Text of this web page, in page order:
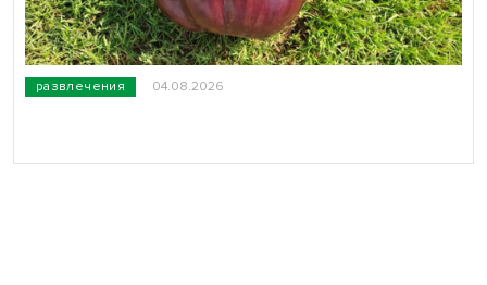
развлечения 04.08.2026